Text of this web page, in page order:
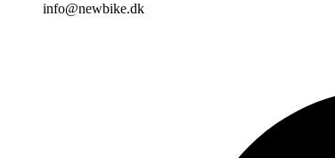
info@newbike.dk